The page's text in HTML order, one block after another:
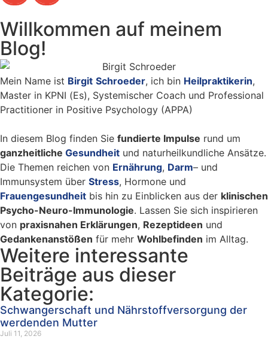
Willkommen auf meinem
Blog!
Mein Name ist Birgit Schroeder, ich bin Heilpraktikerin,
Master in KPNI (Es), Systemischer Coach und Professional
Practitioner in Positive Psychology (APPA)
In diesem Blog finden Sie fundierte Impulse rund um
ganzheitliche Gesundheit und naturheilkundliche Ansätze.
Die Themen reichen von Ernährung, Darm– und
Immunsystem über Stress, Hormone und
Frauengesundheit bis hin zu Einblicken aus der klinischen
Psycho-Neuro-Immunologie. Lassen Sie sich inspirieren
von praxisnahen Erklärungen, Rezeptideen und
Gedankenanstößen für mehr Wohlbefinden im Alltag.
Weitere interessante
Beiträge aus dieser
Kategorie:
Schwangerschaft und Nährstoffversorgung der
werdenden Mutter
Juli 11, 2026